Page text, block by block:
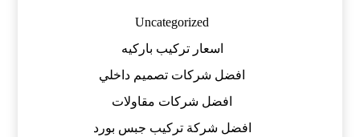
Uncategorized
اسعار تركيب باركيه
افضل شركات تصميم داخلي
افضل شركات مقاولات
افضل شركة تركيب جبس بورد